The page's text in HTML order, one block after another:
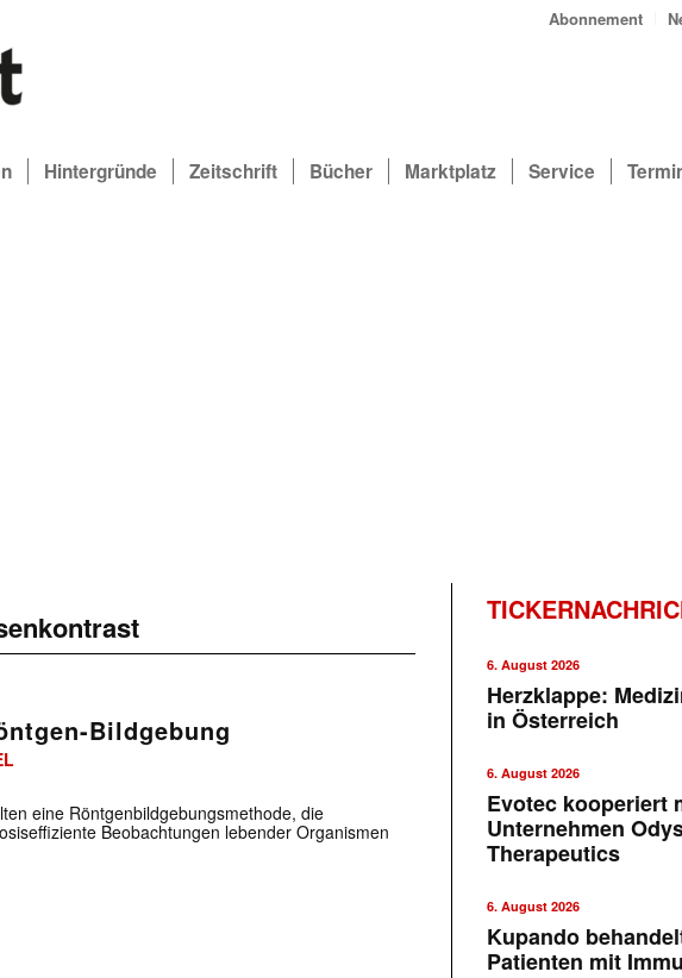
Abonnement
Hintergründe Zeitschrift Bücher Marktplatz Service
Bildgebung
eine Röntgenbildgebungsmethode, die
Beobachtungen lebender Organismen
6. August 2026
Herzklappe:
in Österreich
6. August 2026
Evotec kooperiert
Unternehmen
Therapeutics
6. August 2026
Kupando
Patienten mit